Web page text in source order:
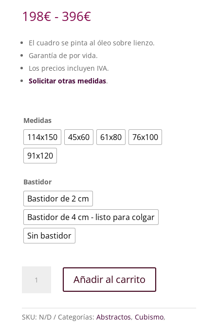
198€ - 396€Rango
de
precios:
desde
198€
hasta
396€
El cuadro se pinta al óleo sobre lienzo.
Garantía de por vida.
Los precios incluyen IVA.
Solicitar otras medidas.
Medidas
114x150 45x60 61x80
76x100
91x120
Bastidor
Bastidor de 2 cm
Bastidor de 4 cm - listo para colgar
Sin bastidor
Añadir al carrito
SKU: N/D Categorías: Abstractos, Cubismo,